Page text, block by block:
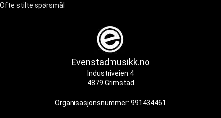
Ofte stilte spørsmål
Evenstadmusikk.no
Industriveien 4
4879 Grimstad
Organisasjonsnummer: 991434461